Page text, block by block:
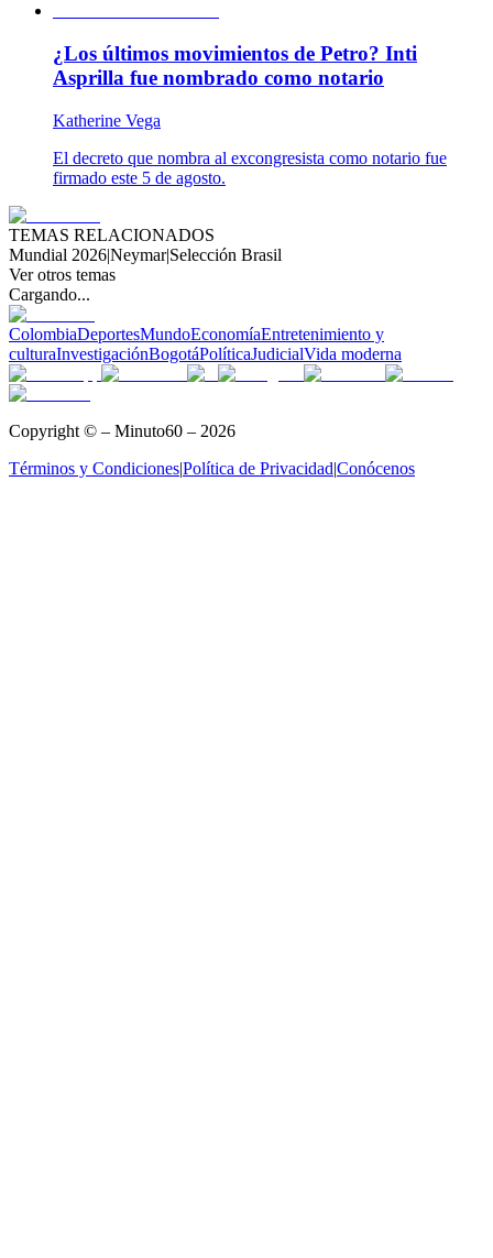
¿Los últimos movimientos de Petro? Inti
Asprilla fue nombrado como notario
Katherine Vega
El decreto que nombra al excongresista como notario fue
firmado este 5 de agosto.
TEMAS RELACIONADOS
Mundial 2026|Neymar|Selección Brasil
Ver otros temas
Cargando...
ColombiaDeportesMundoEconomíaEntretenimiento y
culturaInvestigaciónBogotáPolíticaJudicialVida moderna
Copyright © – Minuto60 – 2026
Términos y Condiciones|Política de Privacidad|Conócenos